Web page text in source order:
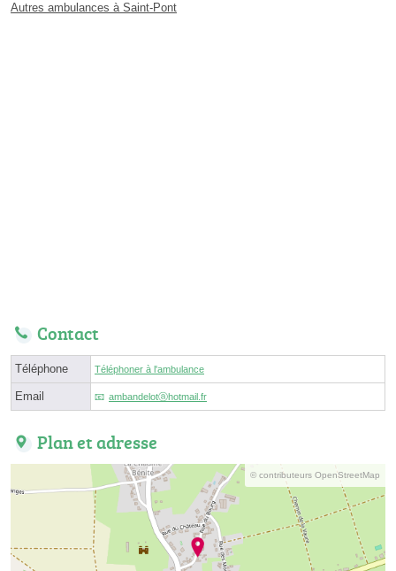
Autres ambulances à Saint-Pont
Contact
Téléphone Téléphoner à l'ambulance
Email ambandelotⓐhotmail.fr
Plan et adresse
© contributeurs OpenStreetMap